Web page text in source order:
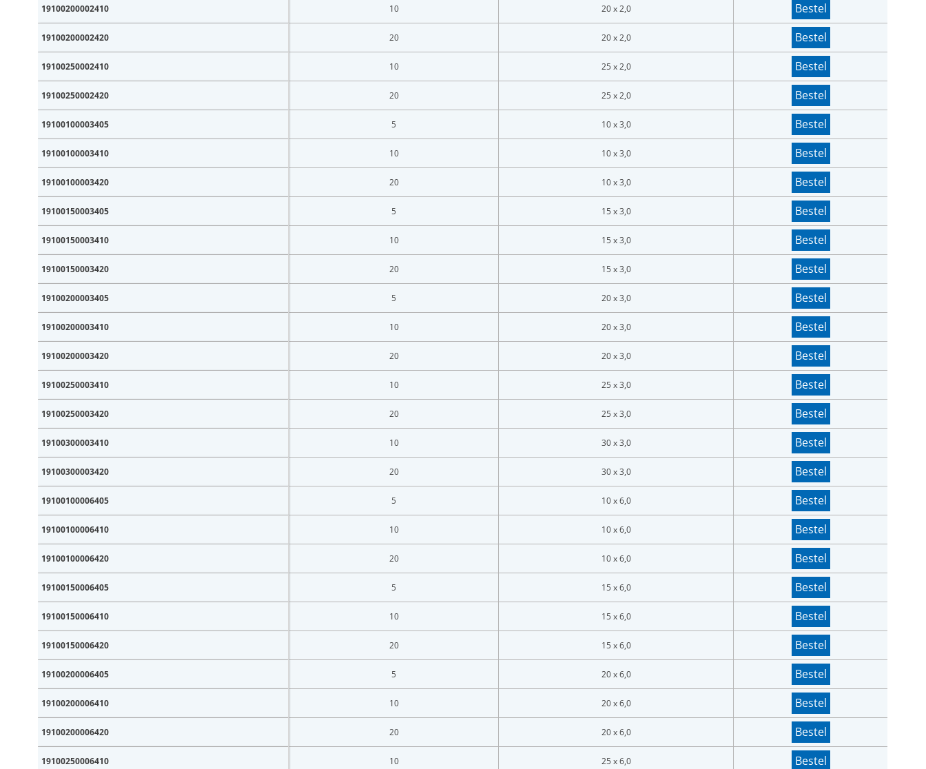
19100200002410 10 20 x 2,0 Bestel
19100200002420 20 20 x 2,0 Bestel
19100250002410 10 25 x 2,0 Bestel
19100250002420 20 25 x 2,0 Bestel
19100100003405 5 10 x 3,0 Bestel
19100100003410 10 10 x 3,0 Bestel
19100100003420 20 10 x 3,0 Bestel
19100150003405 5 15 x 3,0 Bestel
19100150003410 10 15 x 3,0 Bestel
19100150003420 20 15 x 3,0 Bestel
19100200003405 5 20 x 3,0 Bestel
19100200003410 10 20 x 3,0 Bestel
19100200003420 20 20 x 3,0 Bestel
19100250003410 10 25 x 3,0 Bestel
19100250003420 20 25 x 3,0 Bestel
19100300003410 10 30 x 3,0 Bestel
19100300003420 20 30 x 3,0 Bestel
19100100006405 5 10 x 6,0 Bestel
19100100006410 10 10 x 6,0 Bestel
19100100006420 20 10 x 6,0 Bestel
19100150006405 5 15 x 6,0 Bestel
19100150006410 10 15 x 6,0 Bestel
19100150006420 20 15 x 6,0 Bestel
19100200006405 5 20 x 6,0 Bestel
19100200006410 10 20 x 6,0 Bestel
19100200006420 20 20 x 6,0 Bestel
19100250006410 10 25 x 6,0 Bestel
Vul onderstaand formulier in om in te loggen
Wachtwoord *